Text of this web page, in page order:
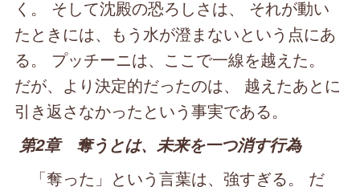
く。 そして沈殿の恐ろしさは、 それが動い
たときには、もう水が澄まないという点にあ
る。 プッチーニは、ここで一線を越えた。
だが、より決定的だったのは、 越えたあとに
引き返さなかったという事実である。
第2章 奪うとは、未来を一つ消す行為
「奪った」という言葉は、強すぎる。 だ